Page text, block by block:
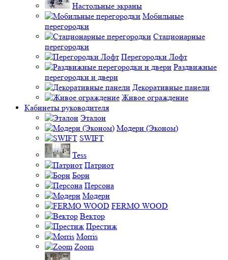
Настольные экраны
Мобильные
перегородки
Стационарные
перегородки
Перегородки Лофт
Раздвижные
перегородки и двери
Декоративные панели
Живое ограждение
Кабинеты руководителя
Эталон
Модерн (Эконом)
SWIFT
Tess
Патриот
Борн
Персона
Модерн
FERMO WOOD
Вектор
Престиж
Morris
Zoom